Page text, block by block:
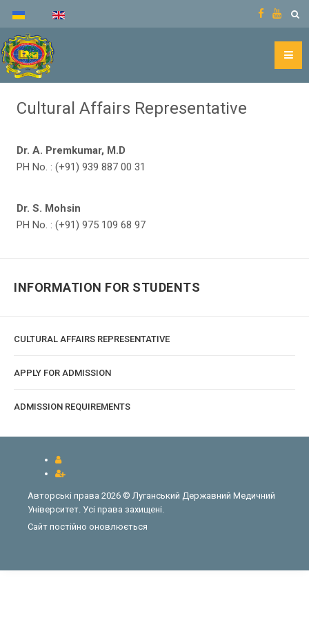
Cultural Affairs Representative
Dr. A. Premkumar, M.D
PH No. : (+91) 939 887 00 31
Dr. S. Mohsin
PH No. : (+91) 975 109 68 97
INFORMATION FOR STUDENTS
CULTURAL AFFAIRS REPRESENTATIVE
APPLY FOR ADMISSION
ADMISSION REQUIREMENTS
Авторські права 2026 © Луганський Державний Медичний
Університет. Усі права захищені.
Сайт постійно оновлюється